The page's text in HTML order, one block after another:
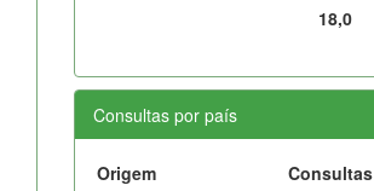
18,0
Consultas por país
Origem Consultas